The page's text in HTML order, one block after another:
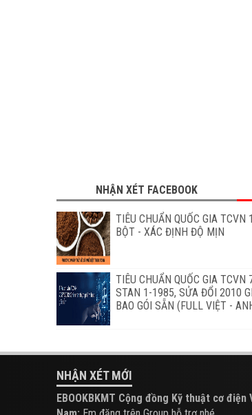
NHẬN XÉT FACEBOOK
TIÊU CHUẨN QUỐC GIA
BỘT - XÁC ĐỊNH ĐỘ MỊN
TIÊU CHUẨN QUỐC GIA TCVN
STAN 1-1985, SỬA ĐỔI 2010
BAO GÓI SẴN (FULL VIỆT -
NHẬN XÉT MỚI
EBOOKBKMT Cộng đồng Kỹ thuật cơ điện